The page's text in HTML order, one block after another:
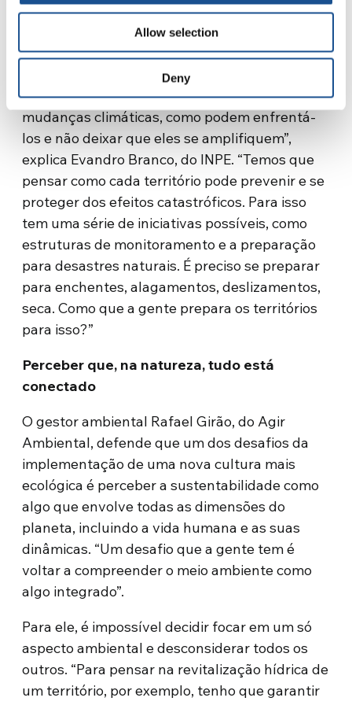
Allow selection
Deny
estratégias esporádicas. “Não é apenas
abraçar árvores uma vez por ano. É preciso
pensar a educação ambiental voltada para as
capacidades adaptativas. Ou seja: como os
territórios previnem os impactos das
mudanças climáticas, como podem enfrentá-
los e não deixar que eles se amplifiquem”,
explica Evandro Branco, do INPE. “Temos que
pensar como cada território pode prevenir e se
proteger dos efeitos catastróficos. Para isso
tem uma série de iniciativas possíveis, como
estruturas de monitoramento e a preparação
para desastres naturais. É preciso se preparar
para enchentes, alagamentos, deslizamentos,
seca. Como que a gente prepara os territórios
para isso?”
Perceber que, na natureza, tudo está
conectado
O gestor ambiental Rafael Girão, do Agir
Ambiental, defende que um dos desafios da
implementação de uma nova cultura mais
ecológica é perceber a sustentabilidade como
algo que envolve todas as dimensões do
planeta, incluindo a vida humana e as suas
dinâmicas. “Um desafio que a gente tem é
voltar a compreender o meio ambiente como
algo integrado”.
Para ele, é impossível decidir focar em um só
aspecto ambiental e desconsiderar todos os
outros. “Para pensar na revitalização hídrica de
um território, por exemplo, tenho que garantir